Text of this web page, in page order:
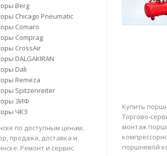
Berg
Chicago Pneumatic
Comaro
Comprag
CrossAir
DALGAKIRAN
Dali
Remeza
Spitzenreiter
ЗИФ
ЧКЗ
по доступным ценам.
продажа, доставка и
Ремонт и сервис
Купить
Торгово-
монтаж
поршневой